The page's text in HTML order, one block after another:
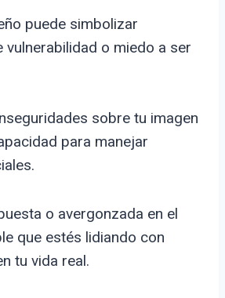
puede simbolizar
vulnerabilidad o miedo a ser
sobre tu imagen
para manejar
o avergonzada en el
que estés lidiando con
tu vida real.